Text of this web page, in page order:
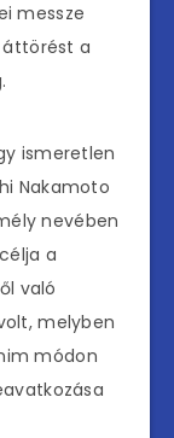
messze
áttörést a
ismeretlen
Nakamoto
nevében
a
való
melyben
módon